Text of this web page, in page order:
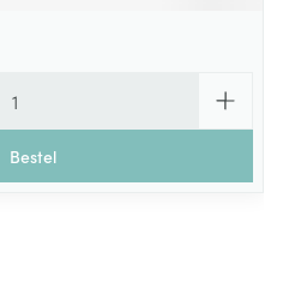
Bestel